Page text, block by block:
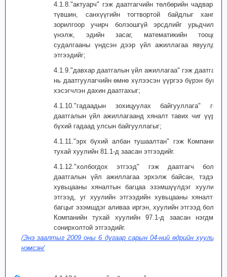
4.1.8."актуарч" гэж даатгагчийн төлбөрийн чадварын
түвшин, санхүүгийн тогтвортой байдлыг хангах
зорилгоор учирч болзошгүй эрсдлийг урьдчилан
үнэлж, эдийн засаг, математикийн тооцоо,
судалгааны үндсэн дээр үйл ажиллагаа явуулдаг
этгээдийг;
4.1.9."давхар даатгалын үйл ажиллагаа" гэж даатгагч
нь даатгуулагчийн өмнө хүлээсэн үүргээ бүрэн буюу
хэсэгчлэн дахин даатгахыг;
4.1.10."гадаадын зохицуулах байгууллага" гэж
даатгалын үйл ажиллагаанд хяналт тавих чиг үүрэг
бүхий гадаад улсын байгууллагыг;
4.1.11."эрх бүхий албан тушаалтан" гэж Компанийн
тухай хуулийн 81.1-д заасан этгээдийг.
4.1.12."холбогдох этгээд" гэж даатгагч болон
даатгалын үйл ажиллагаа эрхэлж байсан, тэдэнд
хувьцааны хяналтын багцаа эзэмшүүлдэг хуулийн
этгээд, уг хуулийн этгээдийн хувьцааны хяналтын
багцыг эзэмшдэг аливаа иргэн, хуулийн этгээд болон
Компанийн тухай хуулийн 97.1-д заасан нэгдмэл
сонирхолтой этгээдийг.
/Энэ заалтыг 2009 оны 6 дугаар сарын 04-ний өдрийн хуулиар
нэмсэн/